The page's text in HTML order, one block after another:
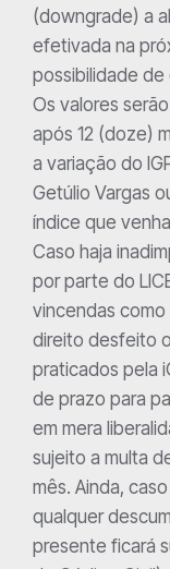
(downgrade) a
efetivada na
possibilidade
Os valores
após 12 (doze)
a variação do
Getúlio Vargas
índice que
Caso haja
por parte do
vincendas
direito desfeito
praticados pela
de prazo para
em mera
sujeito a multa
mês. Ainda,
qualquer
presente ficará